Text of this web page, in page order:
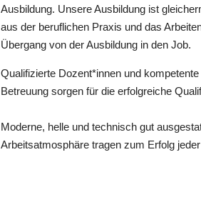
Ausbildung. Unsere Ausbildung ist
aus der beruflichen Praxis und das
Übergang von der Ausbildung in den Job.
Qualifizierte Dozent*innen und
Betreuung sorgen für die erfolgreiche
Moderne, helle und technisch gut
Arbeitsatmosphäre tragen zum Erfolg